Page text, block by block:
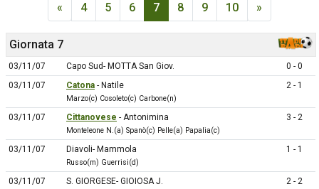
« 4 5 6 7 8 9 10 »
Giornata 7
03/11/07 Capo Sud- MOTTA San Giov.
0 - 0
03/11/07
Catona - Natile
Marzo(c) Cosoleto(c) Carbone(n)
2 - 1
03/11/07 Cittanovese - Antonimina
Monteleone N.(a) Spanò(c) Pelle(a) Papalia(c)
3 - 2
03/11/07 Diavoli- Mammola
Russo(m) Guerrisi(d)
1 - 1
03/11/07 S. GIORGESE- GIOIOSA J. 2 - 2